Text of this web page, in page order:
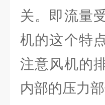
关。即流量
机的这个特
注意风机的
内部的压力部